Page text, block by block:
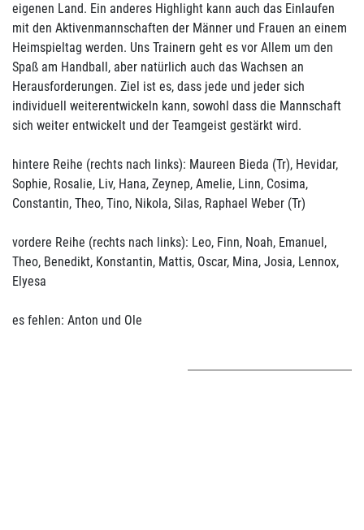
eigenen Land. Ein anderes Highlight kann auch das Einlaufen
mit den Aktivenmannschaften der Männer und Frauen an einem
Heimspieltag werden. Uns Trainern geht es vor Allem um den
Spaß am Handball, aber natürlich auch das Wachsen an
Herausforderungen. Ziel ist es, dass jede und jeder sich
individuell weiterentwickeln kann, sowohl dass die Mannschaft
sich weiter entwickelt und der Teamgeist gestärkt wird.
hintere Reihe (rechts nach links): Maureen Bieda (Tr), Hevidar,
Sophie, Rosalie, Liv, Hana, Zeynep, Amelie, Linn, Cosima,
Constantin, Theo, Tino, Nikola, Silas, Raphael Weber (Tr)
vordere Reihe (rechts nach links): Leo, Finn, Noah, Emanuel,
Theo, Benedikt, Konstantin, Mattis, Oscar, Mina, Josia, Lennox,
Elyesa
es fehlen: Anton und Ole